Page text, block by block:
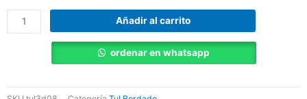
Bordado
Añadir al carrito
ordenar en whatsapp